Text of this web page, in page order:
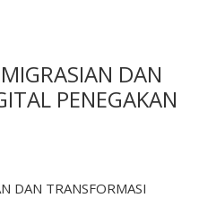
DAN
PENEGAKAN
DAN TRANSFORMASI